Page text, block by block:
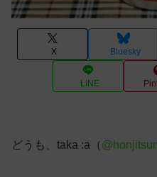
X Bluesky
LINE
どうも、taka :a（